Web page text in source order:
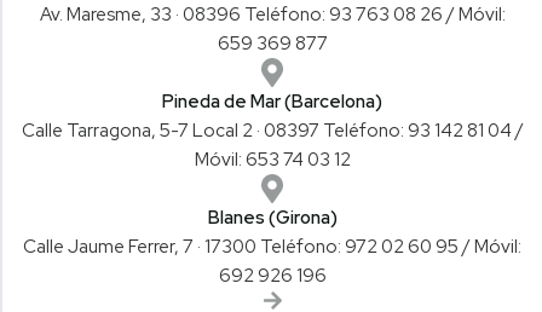
Av. Maresme, 33 · 08396 Teléfono: 93 763 08 26 / ​Móvil:
659 369 877
Pineda de Mar (Barcelona)
Calle Tarragona, 5-7 Local 2 · 08397 Teléfono: 93 142 81 04 /
Móvil: 653 74 03 12
Blanes (Girona)
Calle Jaume Ferrer, 7 · 17300 Teléfono: 972 02 60 95 / ​Móvil:
692 926 196